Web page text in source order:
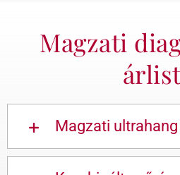
Magzati
Magzati